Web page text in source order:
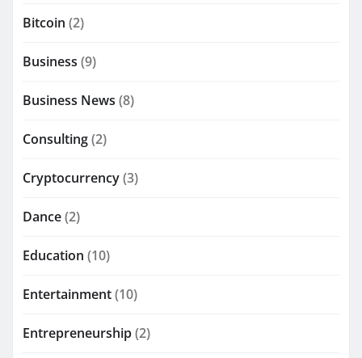
Bitcoin (2)
Business (9)
Business News (8)
Consulting(2)
Cryptocurrency(3)
Dance(2)
Education (10)
Entertainment(10)
Entrepreneurship(2)